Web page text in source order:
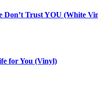
Don’t Trust YOU (White
for You (Vinyl)